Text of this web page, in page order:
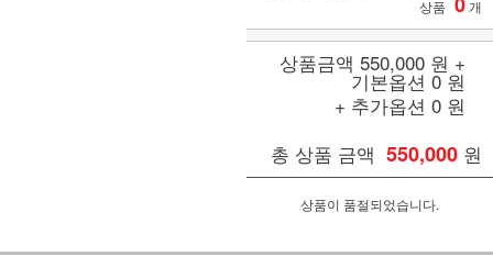
상품
개
상품금액 550,000 원 +
기본옵션 0원
+ 추가옵션 0 원
총 상품 금액 550,000 원
상품이 품절되었습니다.